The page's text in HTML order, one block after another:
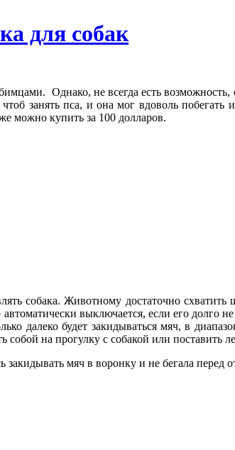
для собак
Однако, не всегда есть возможность,
занять пса, и она мог вдоволь
можно купить за 100 долларов.
собака. Животному достаточно схватить
выключается, если его долго
далеко будет закидываться мяч, в
на прогулку с собакой или поставить
мяч в воронку и не бегала перед